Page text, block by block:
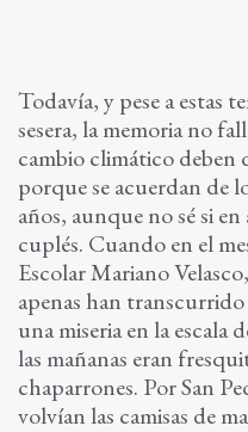
Todavía, y pese a estas
sesera, la memoria no
cambio climático deben
porque se acuerdan de
años, aunque no sé si
cuplés. Cuando en el
Escolar Mariano
apenas han transcurrido
una miseria en la
las mañanas eran
chaparrones. Por San
volvían las camisas de